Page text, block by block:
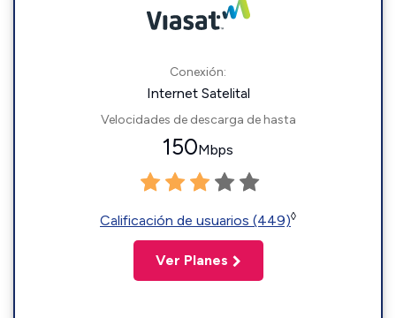
Conexión:
Internet Satelital
Velocidades de descarga de hasta
150Mbps
Calificación de usuarios (449)◊
Ver Planes